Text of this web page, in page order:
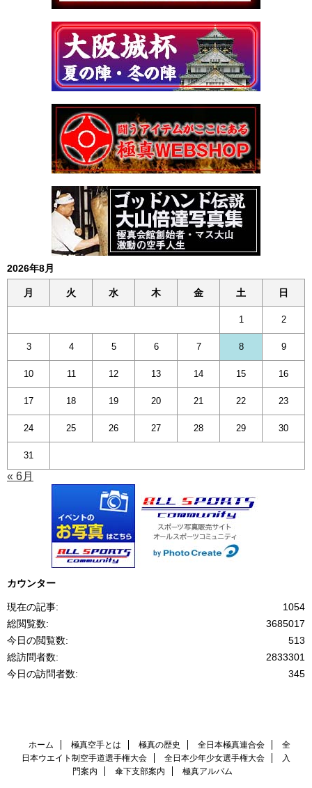
2026年8月
月 火 水 木 金 土 日
1 2
3 4 5 6 7 8 9
10 11 12 13 14 15 16
17 18 19 20 21 22 23
24 25 26 27 28 29 30
31
« 6月
カウンター
1054
現在の記事:
3685017
総閲覧数:
513
今日の閲覧数:
2833301
総訪問者数:
345
今日の訪問者数:
ホーム 極真空手とは 極真の歴史 全日本極真連合会
全
日本ウエイト制空手道選手権大会
全日本少年少女選手権大会
入
門案内
傘下支部案内 極真アルバム